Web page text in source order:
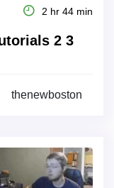
2 hr 44 min
2 3
thenewboston